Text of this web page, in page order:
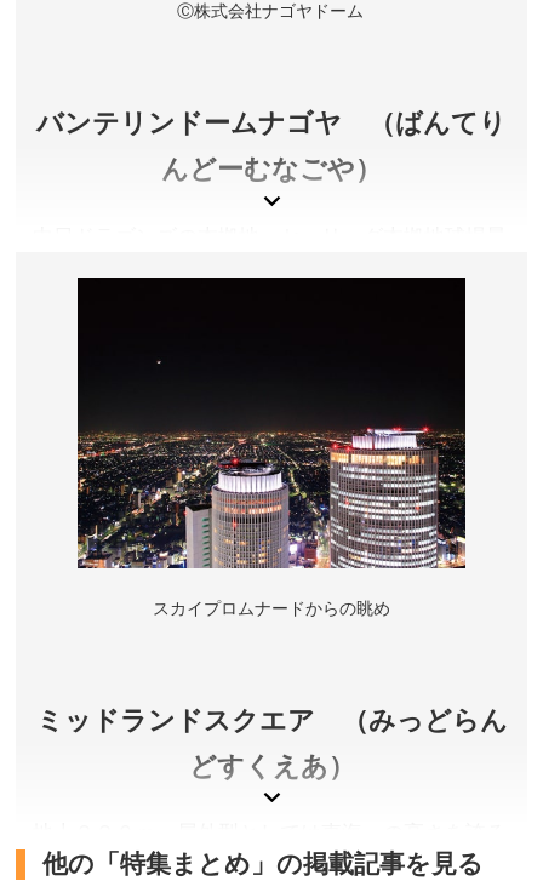
休館日／毎週月曜日 ※祝日の場合は翌日 ※GW・7月〜
アクセス／地下鉄名港線 名古屋港駅(3番出口)より徒歩
5分 ※詳しくは公式サイトをご確認ください。
所在地／愛知県名古屋市港区港町1-3
お問い合わせ／052-654-7080(名古屋港水族館）
Ⓒ株式会社ナゴヤドーム
バンテリンドームナゴヤ （ばんてり
んどーむなごや）
トがない月曜定休）。
愛知県名古屋市
料金／詳しくは公式サイトをご確認ください。
営業時間／詳しくは公式サイトをご確認ください。
アクセス／地下鉄・ゆとりーとライン ナゴヤドーム前
矢田駅より徒歩約5分。JR・名鉄 大曽根駅より徒歩約
所在地／愛知県名古屋市東区大幸南1-1-1
スカイプロムナードからの眺め
ミッドランドスクエア （みっどらん
どすくえあ）
展望施設「スカイプロムナード」から名古屋の街が
他の「特集まとめ」の掲載記事を見る